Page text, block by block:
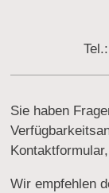
Sie haben
Wir empfehlen